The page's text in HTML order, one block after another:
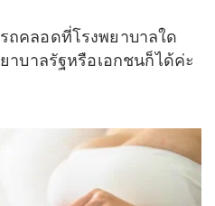
ถคลอดที่โรงพยาบาลใด
าบาลรัฐหรือเอกชนก็ได้ค่ะ